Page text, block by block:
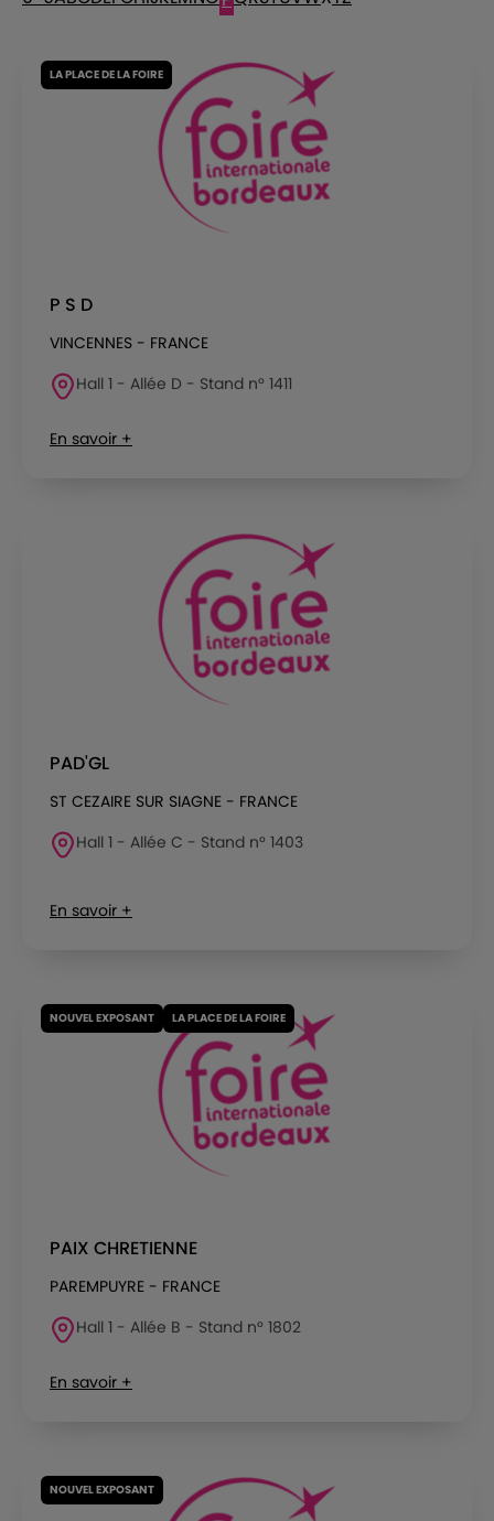
LA PLACE DE LA FOIRE
P S D
VINCENNES - FRANCE
Hall 1 - Allée D - Stand n° 1411
En savoir +
PAD'GL
ST CEZAIRE SUR SIAGNE - FRANCE
Hall 1 - Allée C - Stand n° 1403
En savoir +
NOUVEL EXPOSANT LA PLACE DE LA FOIRE
PAIX CHRETIENNE
PAREMPUYRE - FRANCE
Hall 1 - Allée B - Stand n° 1802
En savoir +
NOUVEL EXPOSANT